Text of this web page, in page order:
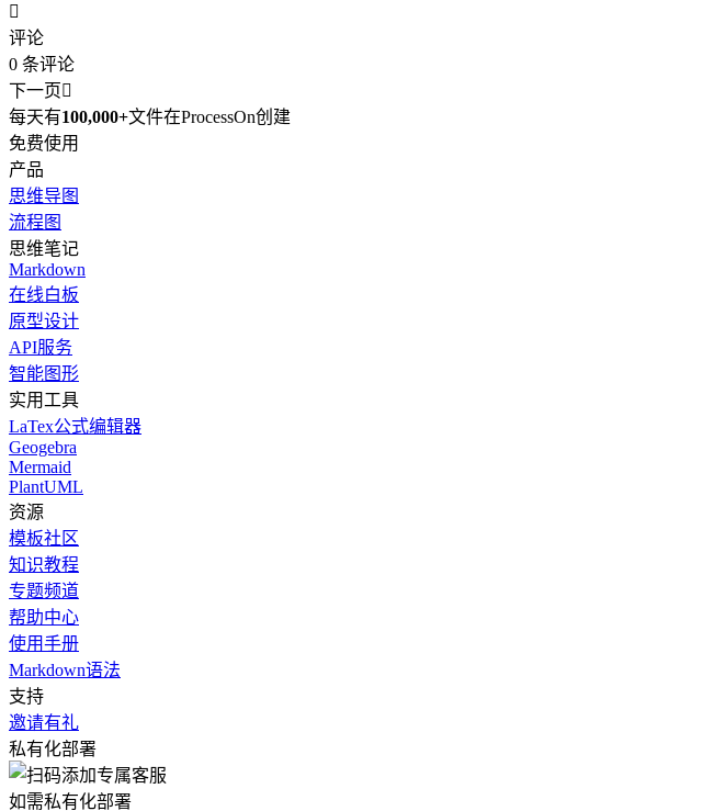

评论
0 条评论
下一页
每天有100,000+文件在ProcessOn创建
免费使用
产品
思维导图
流程图
思维笔记
Markdown
在线白板
原型设计
API服务
智能图形
实用工具
LaTex公式编辑器
Geogebra
Mermaid
PlantUML
资源
模板社区
知识教程
专题频道
帮助中心
使用手册
Markdown语法
支持
邀请有礼
私有化部署
如需私有化部署